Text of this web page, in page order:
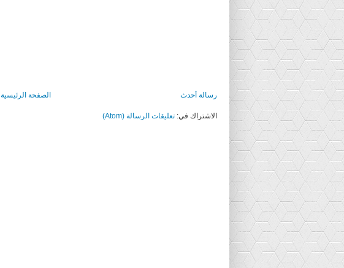
رسالة أحدث الصفحة الرئيسية
الاشتراك في: تعليقات الرسالة (Atom)